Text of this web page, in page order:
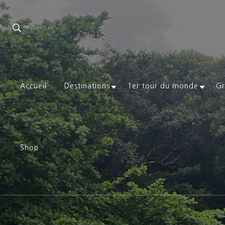
Rechercher
Accueil Destinations 1er tour du monde
Shop